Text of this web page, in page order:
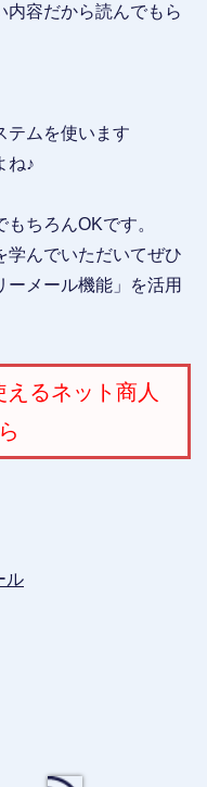
内容だから読んでもら
テムを使います
ね♪
ちろんOKです。
学んでいただいてぜひ
ーメール機能」を活用
るネット商人
ル